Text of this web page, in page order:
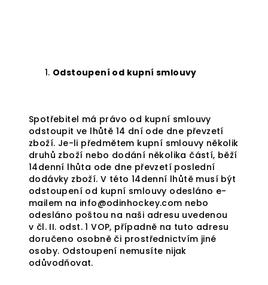
Odstoupení od kupní smlouvy
Spotřebitel má právo od kupní smlouvy
odstoupit ve lhůtě 14 dní ode dne převzetí
zboží. Je-li předmětem kupní smlouvy několik
druhů zboží nebo dodání několika částí, běží
14denní lhůta ode dne převzetí poslední
dodávky zboží. V této 14denní lhůtě musí být
odstoupení od kupní smlouvy odesláno e-
mailem na info@odinhockey.com nebo
odesláno poštou na naši adresu uvedenou
v čl. II. odst. 1 VOP, případně na tuto adresu
doručeno osobně či prostřednictvím jiné
osoby. Odstoupení nemusíte nijak
odůvodňovat.